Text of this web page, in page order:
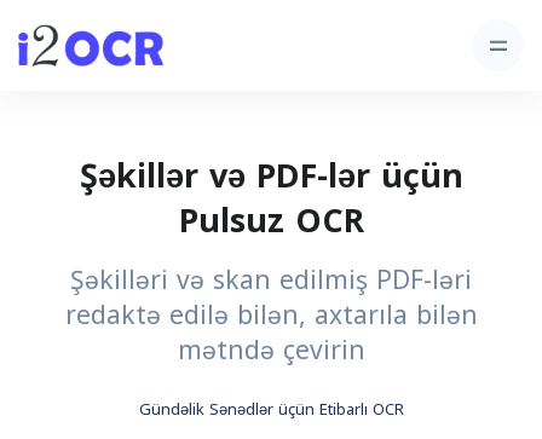
Şəkillər və PDF-lər üçün
Pulsuz OCR
Şəkilləri və skan edilmiş PDF-ləri
redaktə edilə bilən, axtarıla bilən
mətndə çevirin
Gündəlik Sənədlər üçün Etibarlı OCR